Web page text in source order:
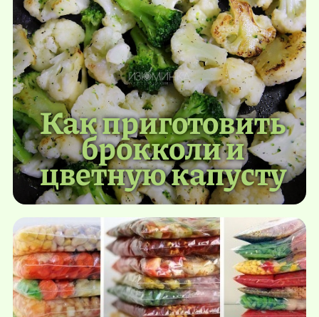
Как приготовить
брокколи и
цветную капусту